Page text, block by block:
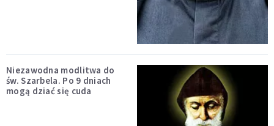
Niezawodna modlitwa do
św. Szarbela. Po 9 dniach
mogą dziać się cuda